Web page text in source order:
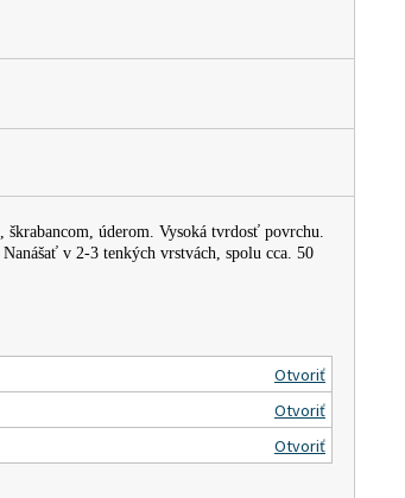
úderom. Vysoká tvrdosť povrchu.
v 2-3 tenkých vrstvách, spolu cca. 50
Otvoriť
Otvoriť
Otvoriť